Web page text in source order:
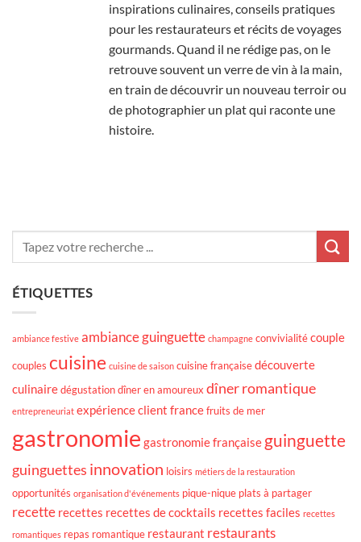
inspirations culinaires, conseils pratiques
pour les restaurateurs et récits de voyages
gourmands. Quand il ne rédige pas, on le
retrouve souvent un verre de vin à la main,
en train de découvrir un nouveau terroir ou
de photographier un plat qui raconte une
histoire.
ÉTIQUETTES
ambiance festive ambiance guinguette champagne convivialitécouple
couples cuisine cuisine de saison cuisine françaisedécouverte
culinairedégustationdîner en amoureux dîner romantique
entrepreneuriat expérience client francefruits de mer
gastronomie gastronomie française guinguette
guinguettes innovation loisirs métiers de la restauration
opportunités organisation d'événements pique-nique plats à partager
recette recettes recettes de cocktails recettes faciles recettes
romantiques repas romantique restaurant restaurants